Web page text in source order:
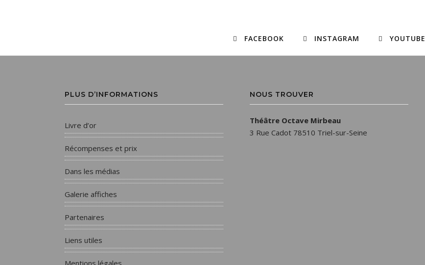
FACEBOOK INSTAGRAM YOUTUBE
PLUS D’INFORMATIONS
Livre d’or
Récompenses et prix
Dans les médias
Galerie affiches
Partenaires
Liens utiles
Mentions légales
NOUS TROUVER
Théâtre Octave Mirbeau
3 Rue Cadot 78510 Triel-sur-Seine